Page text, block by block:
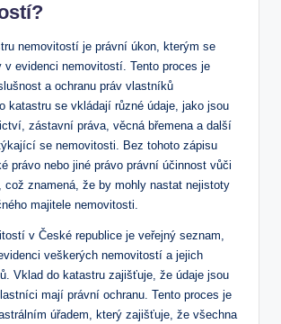
‌nemovitostí je právní⁣ úkon, kterým ​se
v evidenci nemovitostí. Tento proces ⁤je
a ochranu‌ práv vlastníků
katastru se vkládají ‍různé údaje,⁤ jako⁢ jsou
zástavní práva, věcná břemena a další
se⁤ nemovitosti.​ Bez tohoto zápisu
právo nebo jiné právo⁢ právní účinnost vůči
⁤což znamená, že ​by ⁣mohly nastat nejistoty
majitele nemovitosti.
v ‌České republice je veřejný⁢ seznam,‌
veškerých nemovitostí a​ jejich
‌Vklad do ‍katastru zajišťuje, že údaje ‌jsou
‌mají právní ochranu. Tento ⁣proces‍ je
úřadem, který zajišťuje, že všechna